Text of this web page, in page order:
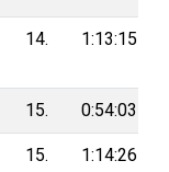
14. 1:13:15
15. 0:54:03
15. 1:14:26